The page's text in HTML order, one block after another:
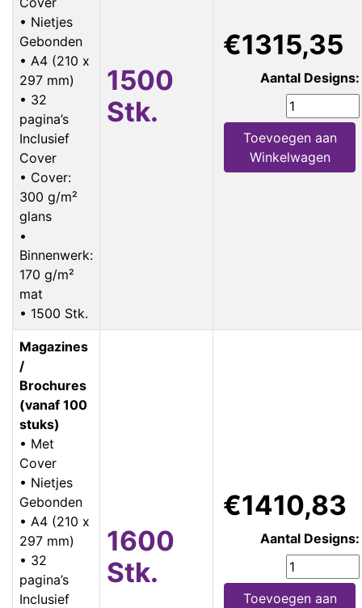
• Nietjes
Gebonden
• A4 (210 x
297 mm)
• 32
pagina’s
Inclusief
Cover
• Cover:
300 g/m²
glans
•
Binnenwerk:
170 g/m²
mat
• 1500 Stk.
1500
Stk.
€1315,35
Aantal Designs:
Toevoegen aan
Winkelwagen
Magazines
/
Brochures
(vanaf 100
stuks)
• Met
Cover
• Nietjes
Gebonden
• A4 (210 x
297 mm)
• 32
pagina’s
Inclusief
1600
Stk.
€1410,83
Aantal Designs:
Toevoegen aan